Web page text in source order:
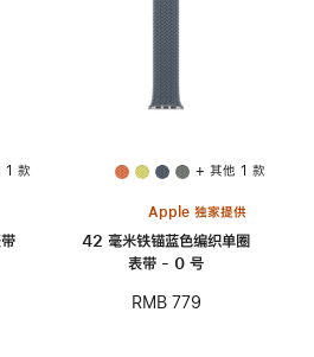
1 款 + 其他 1 款
Apple 独家提供
42 毫米铁锚蓝色编织单圈
表带 - 0 号
RMB 779